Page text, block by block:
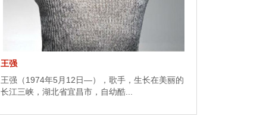
王强
王强（1974年5月12日—），歌手，生长在美丽的
长江三峡，湖北省宜昌市，自幼酷...